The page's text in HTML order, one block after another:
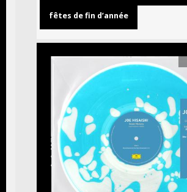
fêtes de fin d’année